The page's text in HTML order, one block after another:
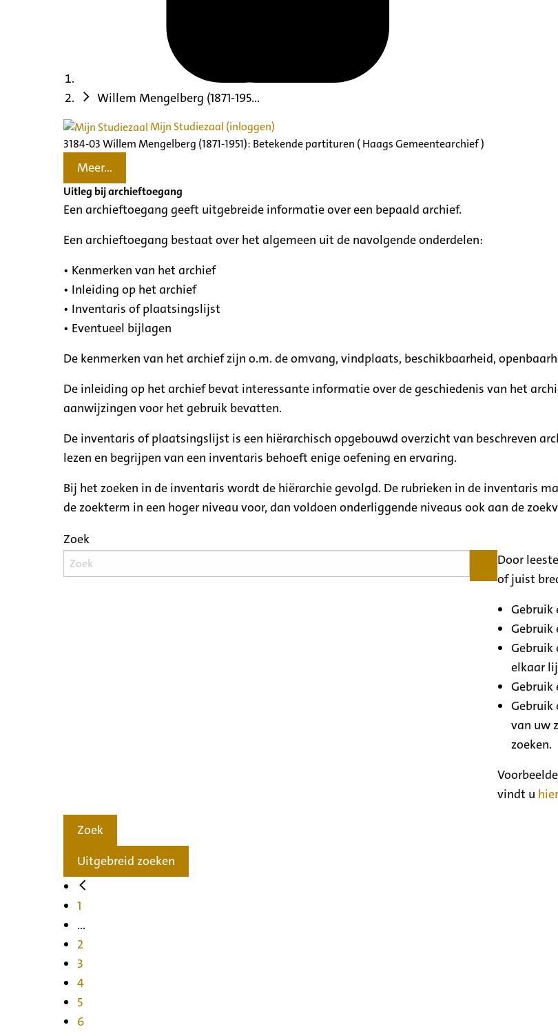
Willem Mengelberg (1871-195...
Mijn Studiezaal (inloggen)
3184-03 Willem Mengelberg (1871-1951): Betekende partituren ( Haags Gemeentearchief )
Meer...
Uitleg bij archieftoegang
Een archieftoegang geeft uitgebreide informatie over een bepaald archief.
Een archieftoegang bestaat over het algemeen uit de navolgende onderdelen:
• Kenmerken van het archief
• Inleiding op het archief
• Inventaris of plaatsingslijst
• Eventueel bijlagen
De kenmerken van het archief zijn o.m. de omvang, vindplaats, beschikbaarheid,
De inleiding op het archief bevat interessante informatie over de geschiedenis van het
aanwijzingen voor het gebruik bevatten.
De inventaris of plaatsingslijst is een hiërarchisch opgebouwd overzicht van beschreven
lezen en begrijpen van een inventaris behoeft enige oefening en ervaring.
Bij het zoeken in de inventaris wordt de hiërarchie gevolgd. De rubrieken in de inventaris
de zoekterm in een hoger niveau voor, dan voldoen onderliggende niveaus ook aan de
Zoek
Door
of juist
Gebruik
Gebruik
Gebruik
elkaar
Gebruik
Gebruik
van uw
zoeken.
vindt u hier
Zoek
Uitgebreid zoeken
1
...
2
3
4
5
6